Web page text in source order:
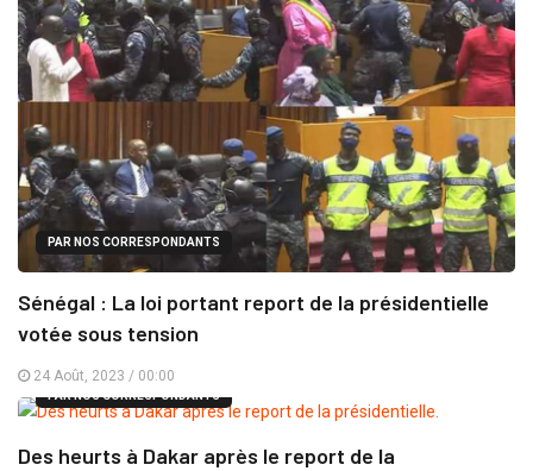
PAR NOS CORRESPONDANTS
Sénégal : La loi portant report de la présidentielle
votée sous tension
24 Août, 2023 / 00:00
PAR NOS CORRESPONDANTS
Des heurts à Dakar après le report de la